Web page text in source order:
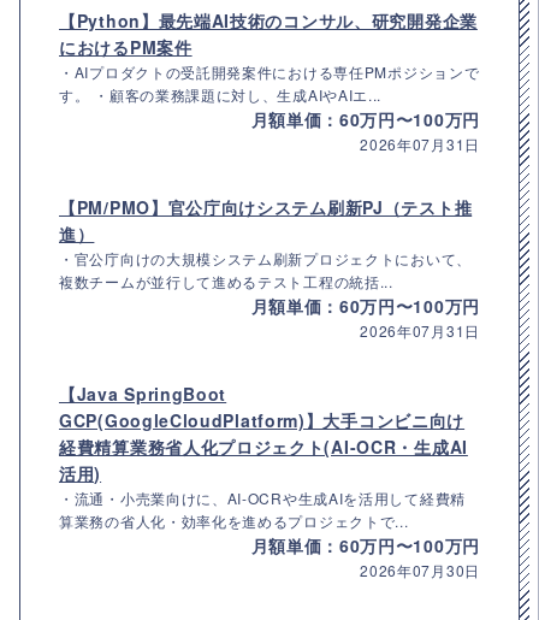
【Python】最先端AI技術のコンサル、研究開発企業
におけるPM案件
・AIプロダクトの受託開発案件における専任PMポジションで
す。 ・顧客の業務課題に対し、生成AIやAIエ...
月額単価：60万円〜100万円
2026年07月31日
【PM/PMO】官公庁向けシステム刷新PJ（テスト推
進）
・官公庁向けの大規模システム刷新プロジェクトにおいて、
複数チームが並行して進めるテスト工程の統括...
月額単価：60万円〜100万円
2026年07月31日
【Java SpringBoot
GCP(GoogleCloudPlatform)】大手コンビニ向け
経費精算業務省人化プロジェクト(AI-OCR・生成AI
活用)
・流通・小売業向けに、AI-OCRや生成AIを活用して経費精
算業務の省人化・効率化を進めるプロジェクトで...
月額単価：60万円〜100万円
2026年07月30日